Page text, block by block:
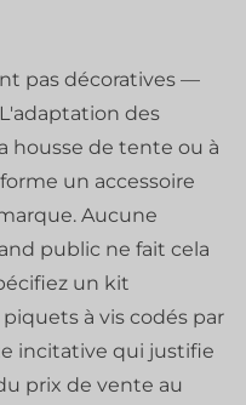
pas décoratives —
des
housse de tente ou à
un accessoire
Aucune
public ne fait cela
un kit
à vis codés par
incitative qui justifie
prix de vente au